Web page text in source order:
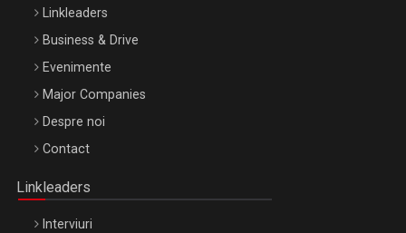
Be Inspired. Make it Happen!, ARTEMIS LETO, ORADEA, 8
Octombrie
Linkleaders
Business & Drive
Evenimente
Major Companies
Despre noi
Contact
Linkleaders
Interviuri